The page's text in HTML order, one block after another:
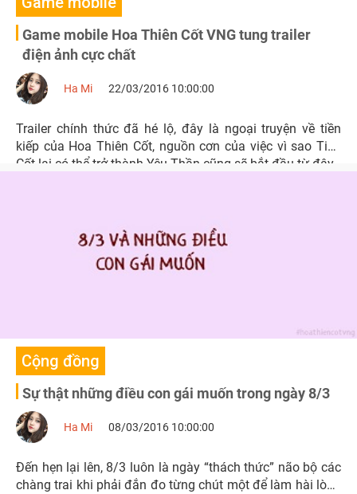
Game mobile Hoa Thiên Cốt VNG tung trailer
điện ảnh cực chất
Ha Mi 22/03/2016 10:00:00
Trailer chính thức đã hé lộ, đây là ngoại truyện về tiền
kiếp của Hoa Thiên Cốt, nguồn cơn của việc vì sao Tiểu
Cốt lại có thể trở thành Yêu Thần cũng sẽ bắt đầu từ đây.
Cộng đồng
Sự thật những điều con gái muốn trong ngày 8/3
Ha Mi 08/03/2016 10:00:00
Đến hẹn lại lên, 8/3 luôn là ngày “thách thức” não bộ các
chàng trai khi phải đắn đo từng chút một để làm hài lòng